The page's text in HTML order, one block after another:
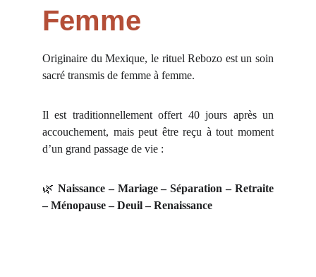
Femme
Originaire du Mexique, le rituel Rebozo est un soin
sacré transmis de femme à femme.
Il est traditionnellement offert 40 jours après un
accouchement, mais peut être reçu à tout moment
d’un grand passage de vie :
🌿 Naissance – Mariage – Séparation – Retraite
– Ménopause – Deuil – Renaissance